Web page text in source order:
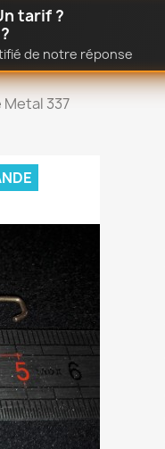
tarif ?
de notre réponse
337